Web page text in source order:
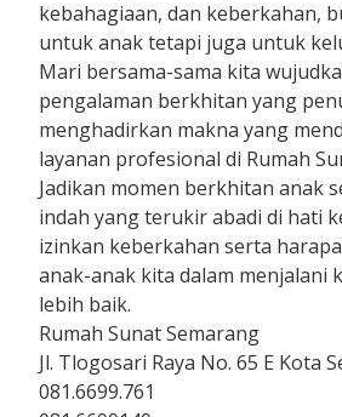
kebahagiaan, dan keberkahan,
untuk anak tetapi juga untuk
Mari bersama-sama kita
pengalaman berkhitan yang
menghadirkan makna yang
layanan profesional di Rumah
Jadikan momen berkhitan anak
indah yang terukir abadi di hati
izinkan keberkahan serta
anak-anak kita dalam menjalani
lebih baik.
Rumah Sunat Semarang
Jl. Tlogosari Raya No. 65 E Kota
081.6699.761